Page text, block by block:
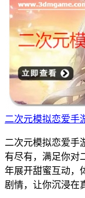
二次元模拟恋爱手
二次元模拟恋爱手
有尽有，满足你对
年展开甜蜜互动，
剧情，让你沉浸在